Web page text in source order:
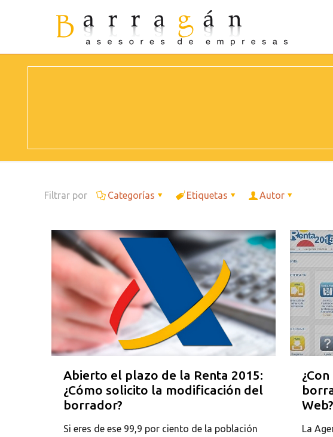
Filtrar por Categorías Etiquetas Autor
Abierto el plazo de la Renta 2015:
¿Cómo solicito la modificación del
borrador?
Si eres de ese 99,9 por ciento de la población
Web?
La